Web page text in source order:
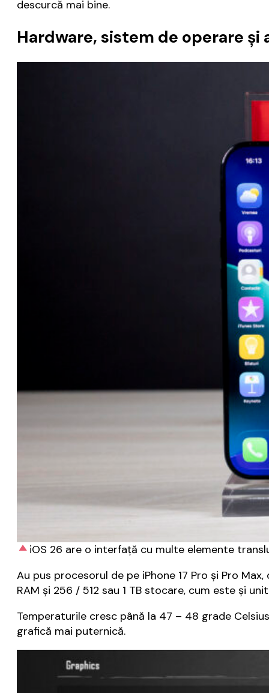
descurcă mai bine.
Hardware, sistem de operare
iOS 26 are o interfață cu multe elemente
Au pus procesorul de pe iPhone 17 Pro și Pro
RAM și 256 / 512 sau 1 TB stocare, cum este și
Temperaturile cresc până la 47 – 48 grade
grafică mai puternică.